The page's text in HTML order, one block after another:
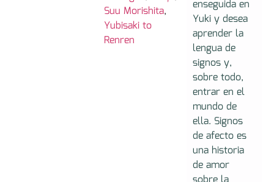
Suu Morishita,
Yubisaki to
Renren
enseguida en
Yuki y desea
aprender la
lengua de
signos y,
sobre todo,
entrar en el
mundo de
ella. Signos
de afecto es
una historia
de amor